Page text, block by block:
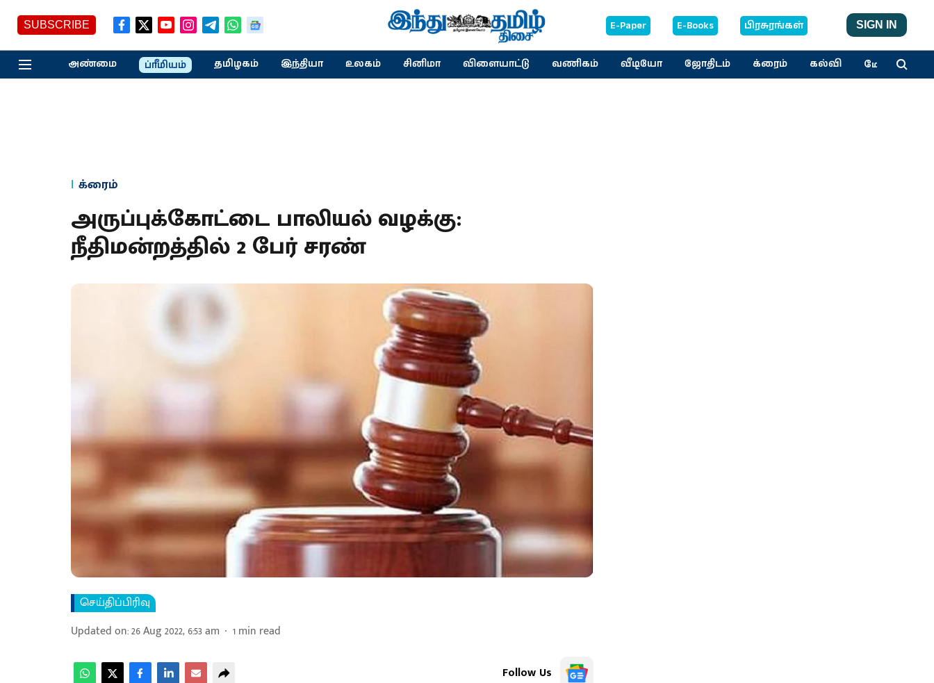
SUBSCRIBE E-Paper E-Books பிரசுரங்கள் SIGN IN
அண்மை ப்ரீமியம் தமிழகம் இந்தியா உலகம் சினிமா விளையாட்டு வணிகம் வீடியோ ஜோதிடம் க்ரைம் கல்வி மேலும்
க்ரைம்
அருப்புக்கோட்டை பாலியல் வழக்கு:
நீதிமன்றத்தில் 2 பேர் சரண்
செய்திப்பிரிவு
Updated on:26 Aug 2022, 6:53 am 1min read
Follow Us